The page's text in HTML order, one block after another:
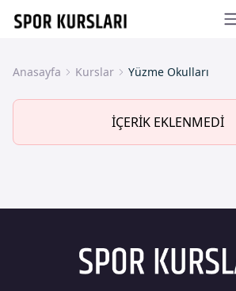
Anasayfa Kurslar Yüzme Okulları
İÇERİK EKLENMEDİ